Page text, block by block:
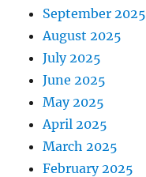
September 2025
August 2025
July 2025
June 2025
May 2025
April 2025
March 2025
February 2025